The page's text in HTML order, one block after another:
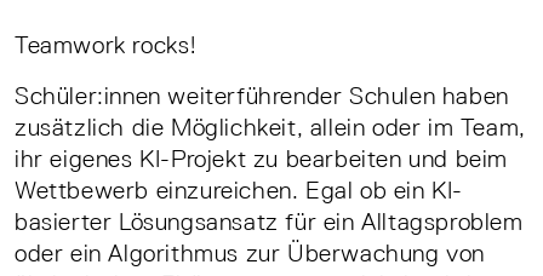
Teamwork rocks!
Schüler:innen weiterführender Schulen haben
zusätzlich die Möglichkeit, allein oder im Team,
ihr eigenes KI-Projekt zu bearbeiten und beim
Wettbewerb einzureichen. Egal ob ein KI-
basierter Lösungsansatz für ein Alltagsproblem
oder ein Algorithmus zur Überwachung von